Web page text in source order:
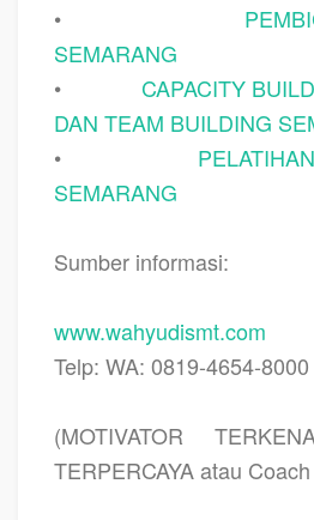
•
SEMARANG
•
CAPACITY
DAN TEAM BUILDING
•
SEMARANG
Sumber informasi:
www.wahyudismt.com
Telp: WA: 0819-4654-8000
(MOTIVATOR
TERPERCAYA atau